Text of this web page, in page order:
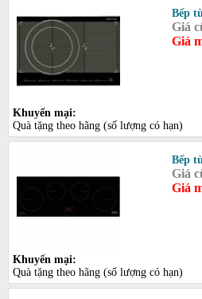
Bếp
Giá
Giá
Khuyến mại:
Quà tặng theo hãng (số lượng có hạn)
Bếp
Giá
Giá
Khuyến mại:
Quà tặng theo hãng (số lượng có hạn)